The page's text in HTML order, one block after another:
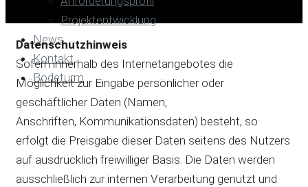
Projektentwicklung
News
Kontakt
Bodeturm
Datenschutzhinweis
Sofern innerhalb des Internetangebotes die
Möglichkeit zur Eingabe persönlicher oder
geschäftlicher Daten (Namen,
Anschriften, Kommunikationsdaten) besteht, so
erfolgt die Preisgabe dieser Daten seitens des Nutzers
auf ausdrücklich freiwilliger Basis. Die Daten werden
ausschließlich zur internen Verarbeitung genutzt und